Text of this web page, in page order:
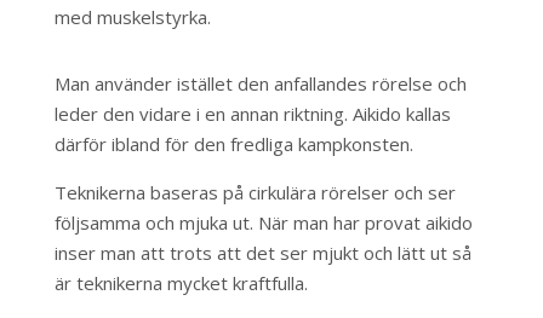
med muskelstyrka.
Man använder istället den anfallandes rörelse och
leder den vidare i en annan riktning. Aikido kallas
därför ibland för den fredliga kampkonsten.
Teknikerna baseras på cirkulära rörelser och ser
följsamma och mjuka ut. När man har provat aikido
inser man att trots att det ser mjukt och lätt ut så
är teknikerna mycket kraftfulla.